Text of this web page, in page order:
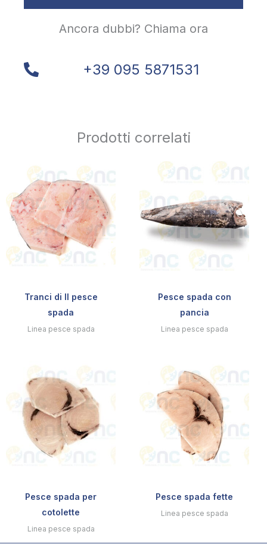
Ancora dubbi? Chiama ora
+39 095 5871531
Prodotti correlati
Tranci di II pesce
spada
Linea pesce spada
Pesce spada con
pancia
Linea pesce spada
Pesce spada per
cotolette
Linea pesce spada
Pesce spada fette
Linea pesce spada